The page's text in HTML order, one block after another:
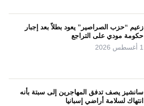
زعيم “حزب الصراصير” يعود بطلاً بعد إجبار
حكومة مودي على التراجع
1 أغسطس 2026
سانشيز يصف تدفق المهاجرين إلى سبتة بأنه
انتهاك لسلامة أراضي إسبانيا